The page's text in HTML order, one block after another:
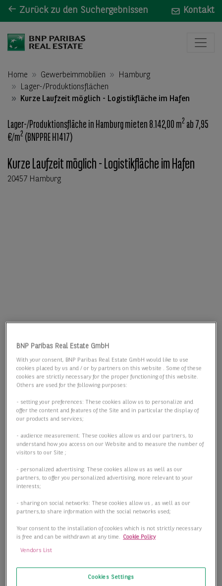
Zurück zu den Suchergebnissen Kontakt
Home Gewerbeimmobilien
Hamburg
Lager-/Produktionsflächen
Kurze Laufzeit möglich - Logistikfläche im Hafen
Lager-/Produktionsfläche in Hamburg mieten 8.142,00 m2 ab 7,95
€/m2 (BNPPRE H1417)
Kurze Laufzeit möglich - Logistikfläche im Hafen
20457 Hamburg
BNP Paribas Real Estate GmbH
With your consent, BNP Paribas Real Estate GmbH would like to use
cookies placed by us and / or by partners on this website . Some of these
cookies are strictly necessary for the proper functioning of this website.
Others are used for the following purposes:
- setting your preferences: These cookies allow us to personalize and
offer the content and features of the Site and in particular the display of
our products and services;
- audience measurement: These cookies allow us and our partners, to
understand how you access on our Website and to measure the number of
visitors to our Site ;
- personalized advertising: These cookies allow us as well as our
partners, to offer you personalized advertising, more relevant to your
interests;
- sharing on social networks: These cookies allow us , as well as our
partners,to share information with the social networks used;
Your consent to the installation of cookies which is not strictly necessary
is free and can be withdrawn at any time. Cookie Policy
Vendors List
Cookies Settings